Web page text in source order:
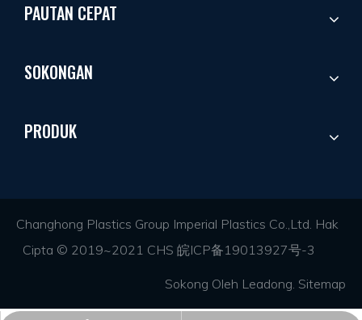
PAUTAN CEPAT
SOKONGAN
PRODUK
Changhong Plastics Group Imperial Plastics Co.,Ltd. Hak
Cipta © 2019~2021 CHS 皖ICP备19013927号-3
Sokong Oleh Leadong. Sitemap